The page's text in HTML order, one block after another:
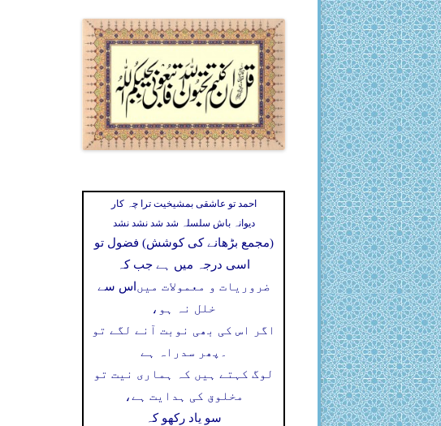
احمد تو عاشقی بمشیخیت ترا چہ کار
دیوانہ باش سلسلہ شد شد نشد نشد
(مجمع بڑھانے کی کوشش) فضول تو
اسی درجہ میں ہے جب کہ
اس سے ضروریات و معمولات میں
خلل نہ ہو،
اگر اس کی بھی نوبت آنے لگے تو
پھر سدراہ ہے ۔
لوگ کہتے ہیں کہ ہماری نیت تو
مخلوق کی ہدایت ہے،
سو یاد رکھو کہ